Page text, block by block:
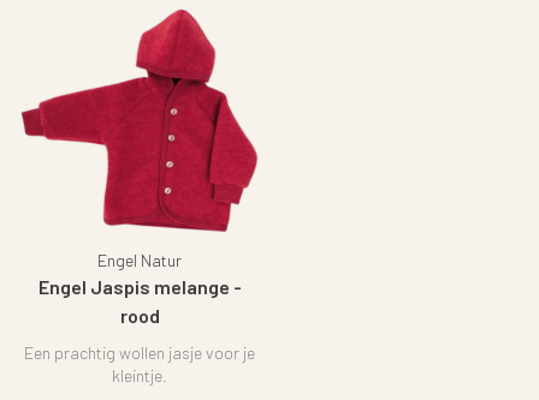
Engel Natur
Engel Jaspis melange -
rood
Een prachtig wollen jasje voor je
kleintje.